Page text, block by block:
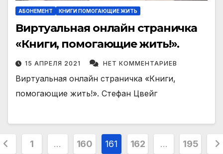
АБОНЕМЕНТ КНИГИ ПОМОГАЮЩИЕ ЖИТЬ
Виртуальная онлайн страничка
«Книги, помогающие жить!».
15 АПРЕЛЯ 2021 НЕТ КОММЕНТАРИЕВ
Виртуальная онлайн страничка «Книги,
помогающие жить!». Стефан Цвейг
1 … 160 161 162 … 195